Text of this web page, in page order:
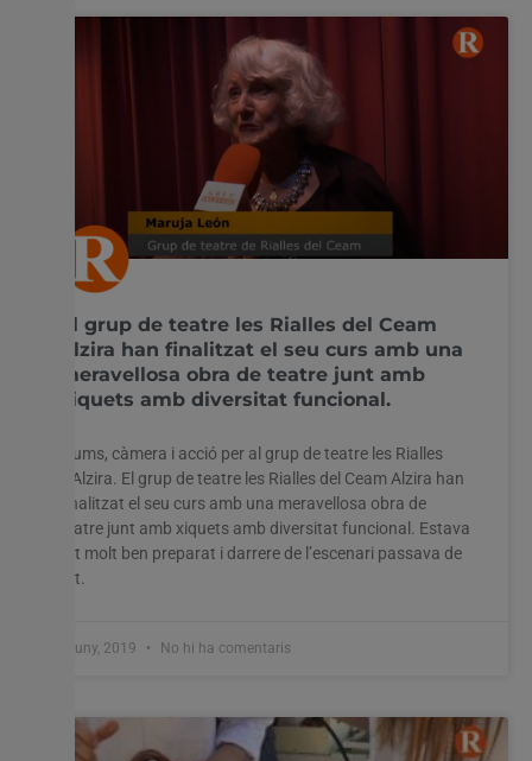
El grup de teatre les Rialles del Ceam
Alzira han finalitzat el seu curs amb una
meravellosa obra de teatre junt amb
xiquets amb diversitat funcional.
Llums, càmera i acció per al grup de teatre les Rialles
d’Alzira. El grup de teatre les Rialles del Ceam Alzira han
finalitzat el seu curs amb una meravellosa obra de
teatre junt amb xiquets amb diversitat funcional. Estava
tot molt ben preparat i darrere de l’escenari passava de
tot.
5 juny, 2019 No hi ha comentaris